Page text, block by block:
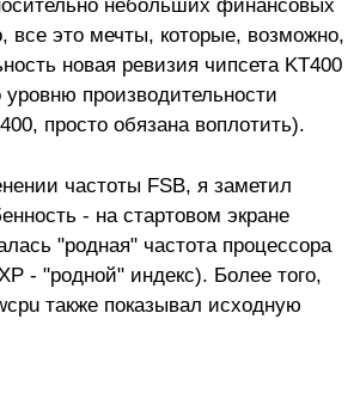
все это мечты, которые, возможно,
новая ревизия чипсета KT400
уровню производительности
просто обязана воплотить).
частоты FSB, я заметил
- на стартовом экране
"родная" частота процессора
- "родной" индекс). Более того,
также показывал исходную